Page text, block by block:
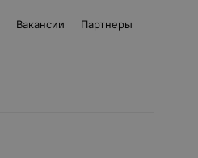
Вакансии
Партнеры